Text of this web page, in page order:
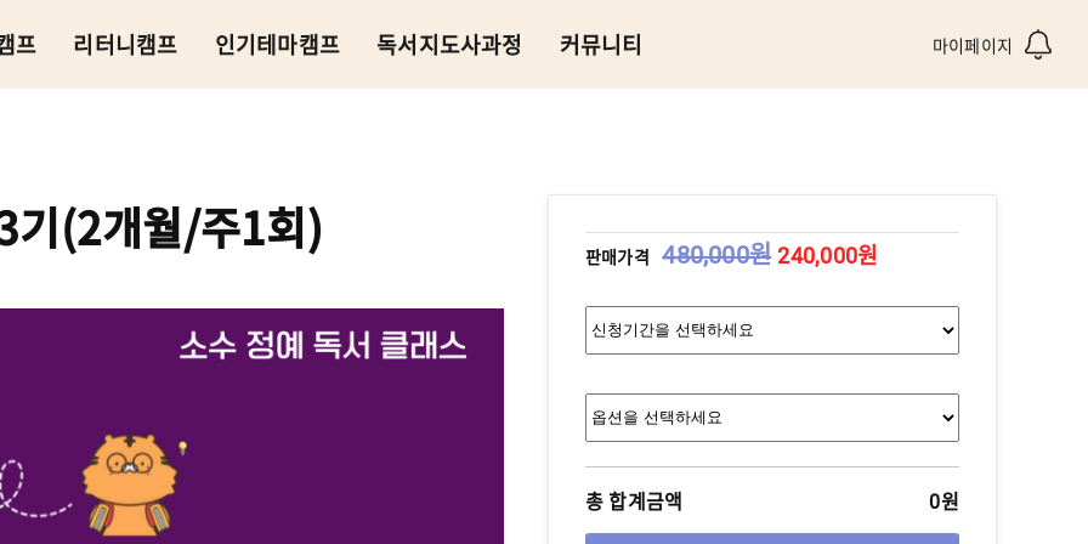
프 리터니캠프 인기테마캠프 독서지도사과정 커뮤니티 마이페이지
기(2개월/주1회) 판매가격 480,000원 240,000원
총 합계금액 0원